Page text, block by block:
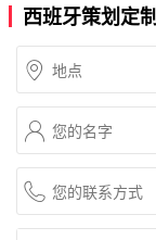
西班牙策划定制